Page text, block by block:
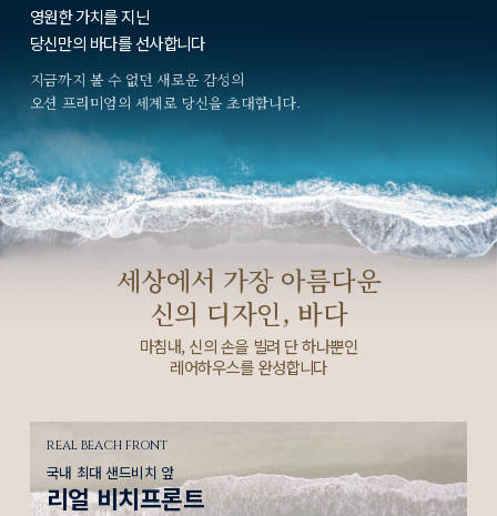
영원한 가치를 지닌
당신만의 바다를 선사합니다
지금까지 볼 수 없던 새로운 감성의
오션 프리미엄의 세계로 당신을 초대합니다.
세상에서 가장 아름다운
신의 디자인, 바다
마침내, 신의 손을 빌려 단 하나뿐인
레어하우스를 완성합니다
REAL BEACH FRONT
국내 최대 샌드비치 앞
리얼 비치프론트